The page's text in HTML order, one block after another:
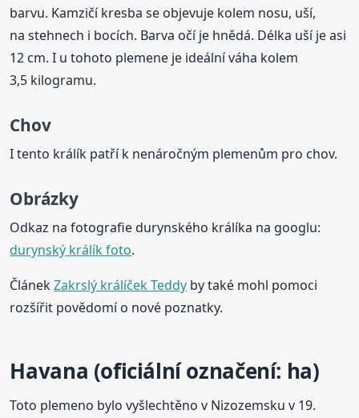
barvu. Kamzičí kresba se objevuje kolem nosu, uší,
na stehnech i bocích. Barva očí je hnědá. Délka uší je asi
12 cm. I u tohoto plemene je ideální váha kolem
3,5 kilogramu.
Chov
I tento králík patří k nenáročným plemenům pro chov.
Obrázky
Odkaz na fotografie durynského králíka na googlu:
durynský králík foto.
ČlánekZakrslý králíček Teddy by také mohl pomoci
rozšířit povědomí o nové poznatky.
Havana (oficiální označení: ha)
Toto plemeno bylo vyšlechtěno v Nizozemsku v 19.